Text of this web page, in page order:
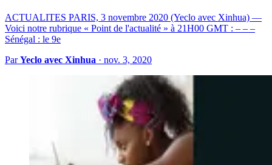
ACTUALITES PARIS, 3 novembre 2020 (Yeclo avec Xinhua) —
Voici notre rubrique « Point de l'actualité » à 21H00 GMT : – – –
Sénégal : le 9e
ParYeclo avec Xinhua · nov. 3, 2020